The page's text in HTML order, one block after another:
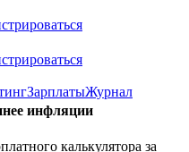
ЗарплатыЖурнал
инфляции
калькулятора за